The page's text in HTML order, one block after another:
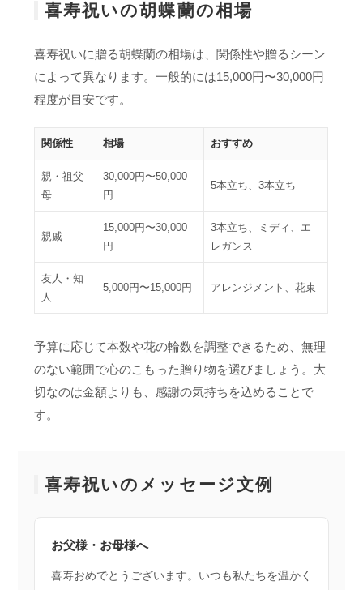
喜寿祝いの胡蝶蘭の相場
喜寿祝いに贈る胡蝶蘭の相場は、関係性や贈るシーン
によって異なります。一般的には15,000円〜30,000円
程度が目安です。
関係性 相場 おすすめ
親・祖父
母
30,000円〜50,000
円
5本立ち、3本立ち
親戚
15,000円〜30,000
円
3本立ち、ミディ、エ
レガンス
友人・知
人
5,000円〜15,000円 アレンジメント、花束
予算に応じて本数や花の輪数を調整できるため、無理
のない範囲で心のこもった贈り物を選びましょう。大
切なのは金額よりも、感謝の気持ちを込めることで
す。
喜寿祝いのメッセージ文例
お父様・お母様へ
喜寿おめでとうございます。いつも私たちを温かく